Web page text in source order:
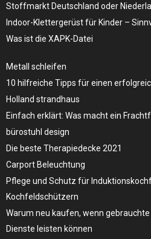
Stoffmarkt Deutschland oder
Indoor-Klettergerüst für Kinder –
Was ist die XAPK-Datei
Metall schleifen
10 hilfreiche Tipps für einen
Holland strandhaus
Einfach erklärt: Was macht ein
bürostuhl design
Die beste Therapiedecke 2021
Carport Beleuchtung
Pflege und Schutz für
Kochfeldschützern
Warum neu kaufen, wenn
Dienste leisten können